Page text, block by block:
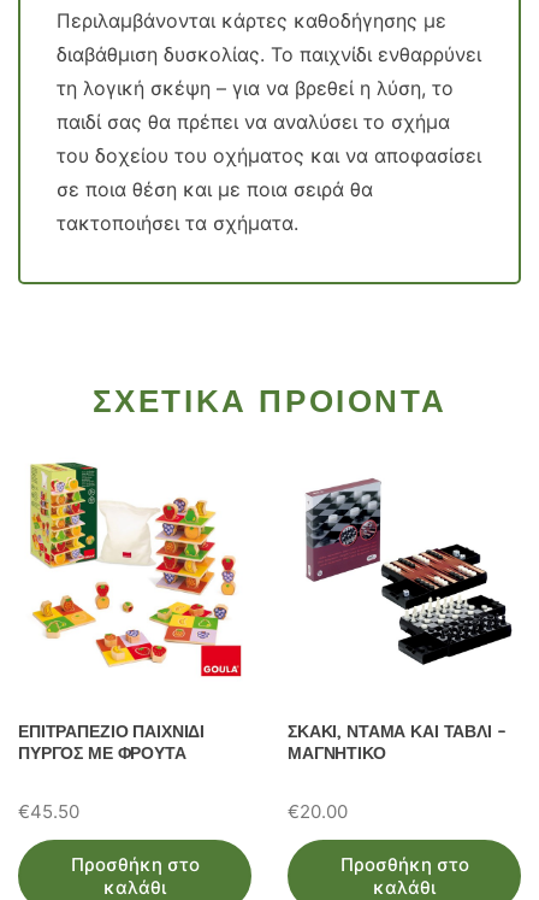
Περιλαμβάνονται κάρτες καθοδήγησης με
διαβάθμιση δυσκολίας. Το παιχνίδι ενθαρρύνει
τη λογική σκέψη – για να βρεθεί η λύση, το
παιδί σας θα πρέπει να αναλύσει το σχήμα
του δοχείου του οχήματος και να αποφασίσει
σε ποια θέση και με ποια σειρά θα
τακτοποιήσει τα σχήματα.
ΣΧΕΤΙΚΑ ΠΡΟΙΟΝΤΑ
ΕΠΙΤΡΑΠΕΖΙΟ ΠΑΙΧΝΙΔΙ
ΠΥΡΓΟΣ ΜΕ ΦΡΟΥΤΑ
€45.50
Προσθήκη στο
καλάθι
ΣΚΑΚΙ, ΝΤΑΜΑ ΚΑΙ ΤΑΒΛΙ –
ΜΑΓΝΗΤΙΚΟ
€20.00
Προσθήκη στο
καλάθι